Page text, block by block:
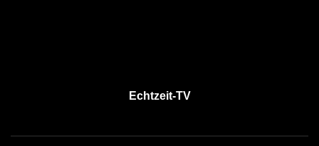
Echtzeit-TV